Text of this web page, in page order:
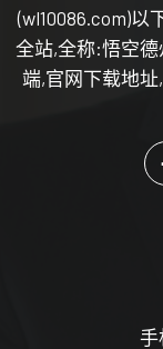
(wl10086.com)
全站,全称:悟空德
端,官网下载地
手